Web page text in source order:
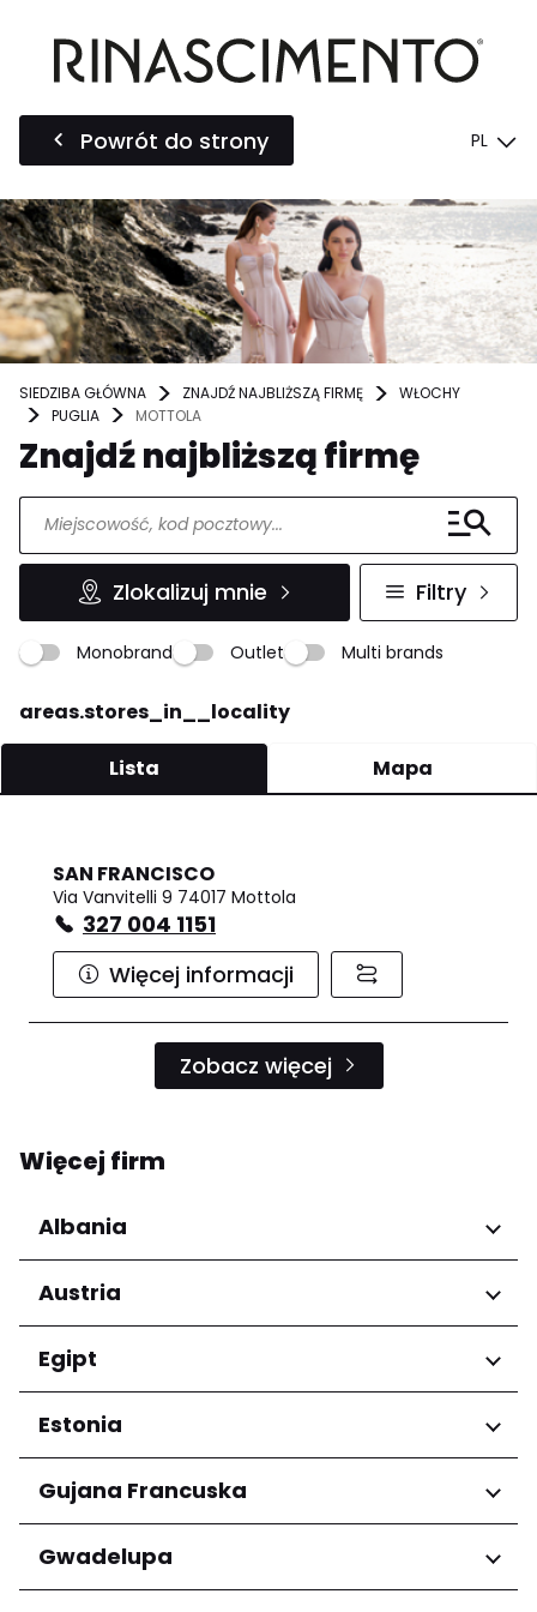
Powrót do strony PL
SIEDZIBA GŁÓWNA ZNAJDŹ NAJBLIŻSZĄ FIRMĘ
WŁOCHY
PUGLIA
MOTTOLA
Znajdź najbliższą firmę
Zlokalizuj mnie Filtry
Monobrand Outlet Multi brands
areas.stores_in__locality
Lista Mapa
SAN FRANCISCO
Via Vanvitelli 9 74017 Mottola
327 004 1151
Więcej informacji
Zobacz więcej
Więcej firm
Albania
Regiony
Qarku i Tiranës
Austria
Regiony
Niederösterreich
Salzburg
Wien
Egipt
Regiony
Kair
Estonia
Regiony
Harju maakond
Tartu maakond
Gujana Francuska
Regiony
Arrondissement de Cayenne
Gwadelupa